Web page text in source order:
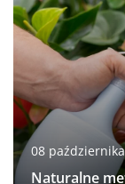
08
Naturalne